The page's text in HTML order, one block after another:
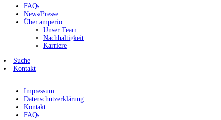
FAQs
News/Presse
Über amperio
Unser Team
Nachhaltigkeit
Karriere
Suche
Kontakt
Impressum
Datenschutzerklärung
Kontakt
FAQs